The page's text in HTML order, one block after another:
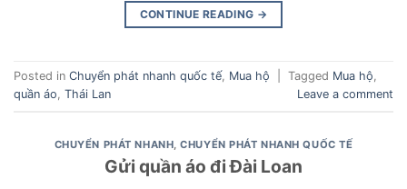
CONTINUE READING →
Posted in Chuyển phát nhanh quốc tế, Mua hộ Tagged Mua hộ,
quần áo, Thái Lan Leave a comment
CHUYỂN PHÁT NHANH,CHUYỂN PHÁT NHANH QUỐC TẾ
Gửi quần áo đi Đài Loan